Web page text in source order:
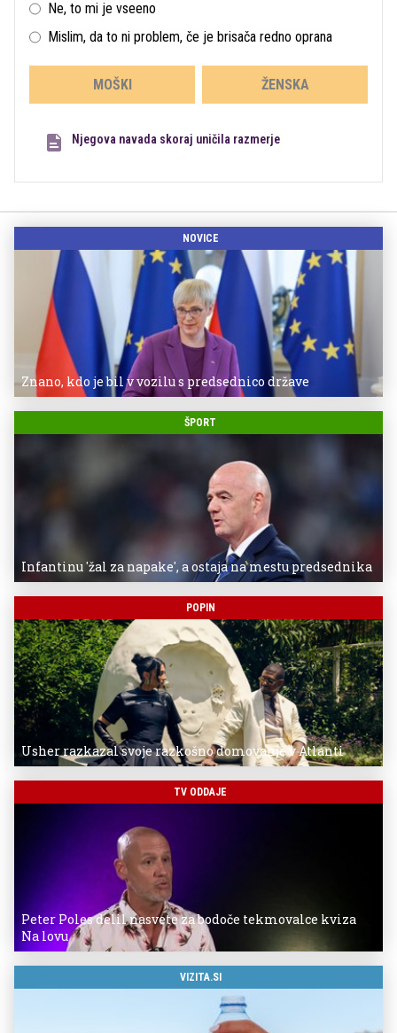
Ne, to mi je vseeno
Mislim, da to ni problem, če je brisača redno oprana
MOŠKI ŽENSKA
Njegova navada skoraj uničila razmerje
NOVICE
Znano, kdo je bil v vozilu s predsednico države
ŠPORT
Infantinu 'žal za napake', a ostaja na mestu predsednika
POPIN
Usher razkazal svoje razkošno domovanje v Atlanti
TV ODDAJE
Peter Poles delil nasvete za bodoče tekmovalce kviza
Na lovu
VIZITA.SI